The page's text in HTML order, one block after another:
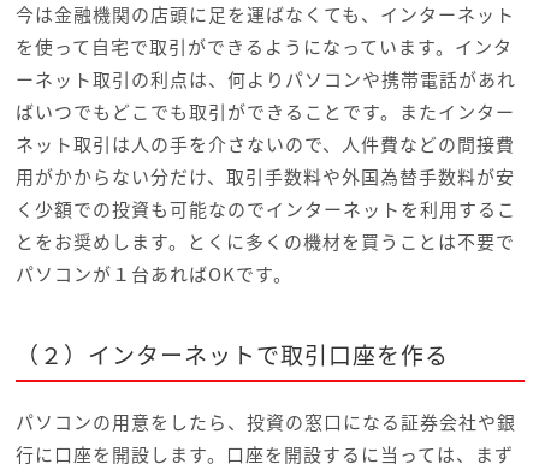
今は金融機関の店頭に足を運ばなくても、インターネット
を使って自宅で取引ができるようになっています。インタ
ーネット取引の利点は、何よりパソコンや携帯電話があれ
ばいつでもどこでも取引ができることです。またインター
ネット取引は人の手を介さないので、人件費などの間接費
用がかからない分だけ、取引手数料や外国為替手数料が安
く少額での投資も可能なのでインターネットを利用するこ
とをお奨めします。とくに多くの機材を買うことは不要で
パソコンが１台あればOKです。
（２）インターネットで取引口座を作る
パソコンの用意をしたら、投資の窓口になる証券会社や銀
行に口座を開設します。口座を開設するに当っては、まず